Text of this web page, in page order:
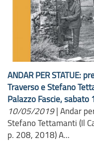
ANDAR PER STATUE:
Traverso e Stefano
Palazzo Fascie,
10/05/2019 | Andar
Stefano Tettamanti (Il
p. 208, 2018) A...